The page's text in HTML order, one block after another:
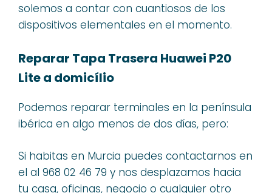
solemos a contar con cuantiosos de los
dispositivos elementales en el momento.
Reparar Tapa Trasera Huawei P20
Lite a domicílio
Podemos reparar terminales en la península
ibérica en algo menos de dos días, pero:
Si habitas en Murcia puedes contactarnos en
el al 968 02 46 79 y nos desplazamos hacia
tu casa, oficinas, negocio o cualquier otro